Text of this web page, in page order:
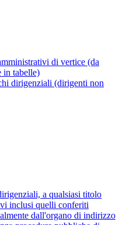
di vertice (da
in tabelle)
dirigenziali (dirigenti non
a qualsiasi titolo
inclusi quelli conferiti
dall'organo di indirizzo